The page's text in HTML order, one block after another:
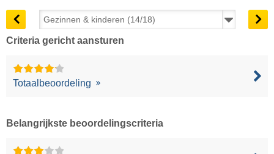
Criteria gericht aansturen
Totaalbeoordeling
Belangrijkste beoordelingscriteria